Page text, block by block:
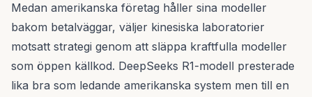
Medan amerikanska företag håller sina modeller
bakom betalväggar, väljer kinesiska laboratorier
motsatt strategi genom att släppa kraftfulla modeller
som öppen källkod. DeepSeeks R1-modell presterade
lika bra som ledande amerikanska system men till en